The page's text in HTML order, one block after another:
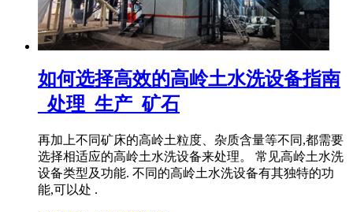
如何选择高效的高岭土水洗设备指南
_处理_生产_矿石
再加上不同矿床的高岭土粒度、杂质含量等不同,都需要
选择相适应的高岭土水洗设备来处理。 常见高岭土水洗
设备类型及功能. 不同的高岭土水洗设备有其独特的功
能,可以处 .